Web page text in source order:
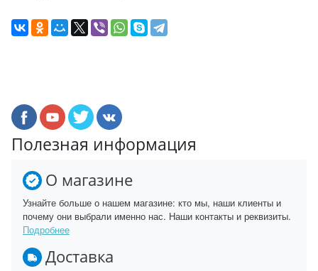
Полезная информация
О магазине
Узнайте больше о нашем магазине: кто мы, наши клиенты и
почему они выбрали именно нас. Наши контакты и реквизиты.
Подробнее
Доставка